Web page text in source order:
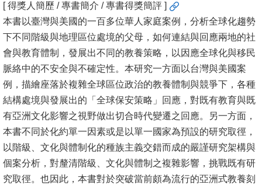
研
資
源
與
圖
書
館
回
首
頁
[ 得獎人簡歷 / 專書簡介 / 專書得獎簡評 ]
本書以臺灣與美國的一百多位華人家庭案例，分析全球化趨勢
下不同階級與地理區位處境的父母，如何連結與回應兩地的社
會與教育體制，發展出不同的教養策略，以因應全球化與移民
脈絡中的不安全與不確定性。本研究一方面以台灣與美國案
例，描繪座落於複雜全球區位政治的教養體制與競爭下，各種
結構處境與發展出的「全球保安策略」回應，對既有教育與既
有亞洲文化影響之視野做出切合時代變遷之回應。另一方面，
本書不同於化約單一因素或是以單一國家為預設的研究取徑，
以階級、文化與體制化的種族主義交錯而成的嚴謹研究架構與
個案分析，對釐清階級、文化與體制之複雜影響，挑戰既有研
究取徑。也因此，本書對於突破當前頗為流行的亞洲式教養刻